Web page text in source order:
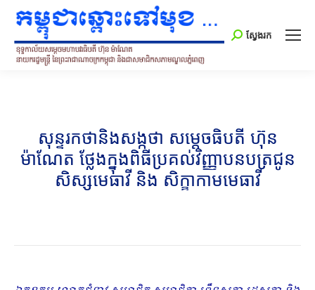
Search:
ស្វែងរក
សុន្ទរកថានិងសង្កថា សម្តេចធិបតី ហ៊ុន
ម៉ាណែត ថ្លែងក្នុងពិធីប្រគល់វិញ្ញាបនបត្រជូន
សិស្សមេធាវី និង សិក្ខាកាមមេធាវី